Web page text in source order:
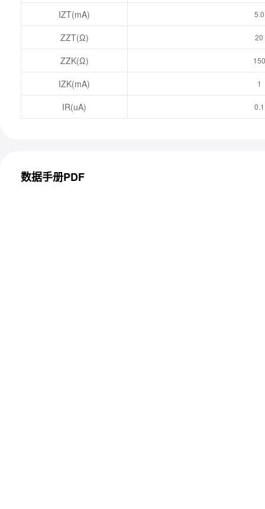
IZT(mA) 5.0
ZZT(Ω) 20
ZZK(Ω) 150
IZK(mA) 1
IR(uA) 0.1
数据手册PDF